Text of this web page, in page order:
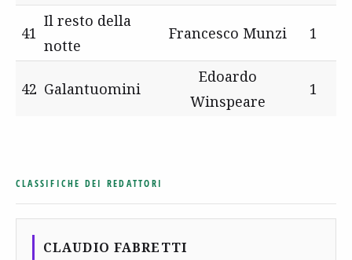
41
Il resto della
notte
Francesco Munzi 1
42 Galantuomini
Edoardo
Winspeare
1
CLASSIFICHE DEI REDATTORI
CLAUDIO FABRETTI